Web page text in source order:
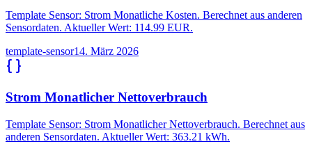
Template Sensor: Strom Monatliche Kosten. Berechnet aus anderen
Sensordaten. Aktueller Wert: 114.99 EUR.
template-sensor14. März 2026
Strom Monatlicher Nettoverbrauch
Template Sensor: Strom Monatlicher Nettoverbrauch. Berechnet aus
anderen Sensordaten. Aktueller Wert: 363.21 kWh.